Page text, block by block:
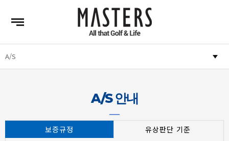
A/S 안내
보증규정
유상판단 기준